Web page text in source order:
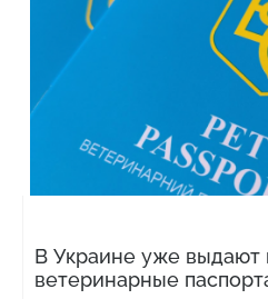
В Украине уже выдают
ветеринарные